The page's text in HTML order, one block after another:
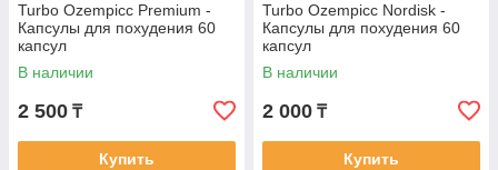
Turbo Ozempicс Premium -
Капсулы для похудения 60
капсул
В наличии
2 500 ₸
Купить
Turbo Ozempicc Nordisk -
Капсулы для похудения 60
капсул
В наличии
2 000 ₸
Купить